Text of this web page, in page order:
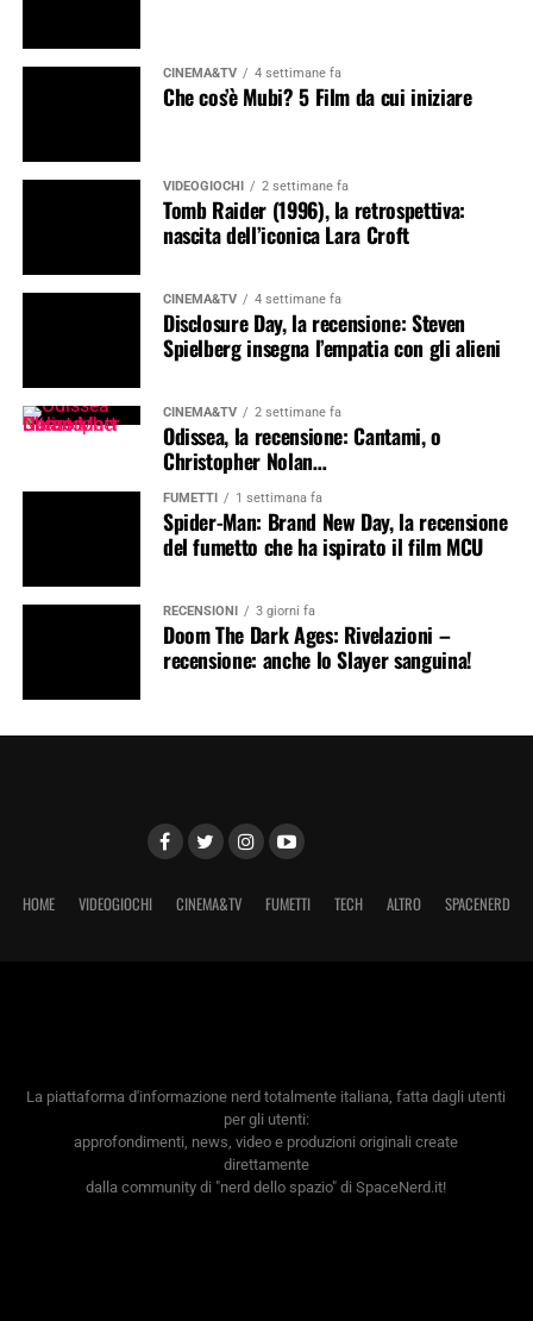
CINEMA&TV 4 settimane fa
Che cos’è Mubi? 5 Film da cui iniziare
VIDEOGIOCHI 2 settimane fa
Tomb Raider (1996), la retrospettiva:
nascita dell’iconica Lara Croft
CINEMA&TV 4 settimane fa
Disclosure Day, la recensione: Steven
Spielberg insegna l’empatia con gli alieni
CINEMA&TV 2 settimane fa
Odissea, la recensione: Cantami, o
Christopher Nolan…
FUMETTI 1 settimana fa
Spider-Man: Brand New Day, la recensione
del fumetto che ha ispirato il film MCU
RECENSIONI 3 giorni fa
Doom The Dark Ages: Rivelazioni –
recensione: anche lo Slayer sanguina!
HOME VIDEOGIOCHI CINEMA&TV FUMETTI TECH ALTRO SPACENERD
La piattaforma d'informazione nerd totalmente italiana, fatta dagli utenti
per gli utenti:
approfondimenti, news, video e produzioni originali create
direttamente
dalla community di "nerd dello spazio" di SpaceNerd.it!